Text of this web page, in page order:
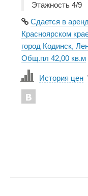
Этажность 4/9
Сдается в
Красноярском
город Кодинск,
Общ.пл 42,00 кв.м
История цен